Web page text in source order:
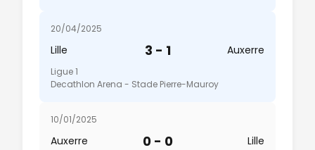
20/04/2025
Lille 3 - 1 Auxerre
Ligue 1
Decathlon Arena - Stade Pierre-Mauroy
10/01/2025
Auxerre 0 - 0 Lille